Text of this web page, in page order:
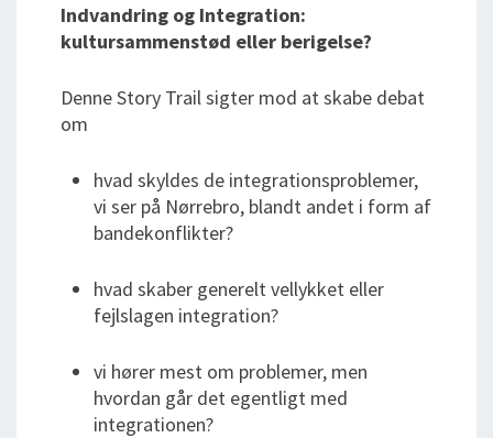
Indvandring og Integration:
kultursammenstød eller berigelse?
Denne Story Trail sigter mod at skabe debat
om
hvad skyldes de integrationsproblemer,
vi ser på Nørrebro, blandt andet i form af
bandekonflikter?
hvad skaber generelt vellykket eller
fejlslagen integration?
vi hører mest om problemer, men
hvordan går det egentligt med
integrationen?